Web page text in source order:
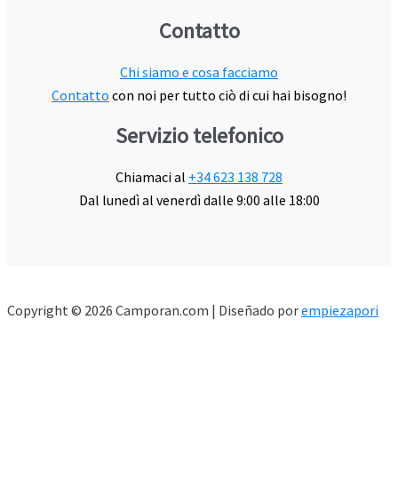
Contatto
Chi siamo e cosa facciamo
Contatto con noi per tutto ciò di cui hai bisogno!
Servizio telefonico
Chiamaci al +34 623 138 728
Dal lunedì al venerdì dalle 9:00 alle 18:00
Copyright © 2026 Camporan.com | Diseñado porempiezapori